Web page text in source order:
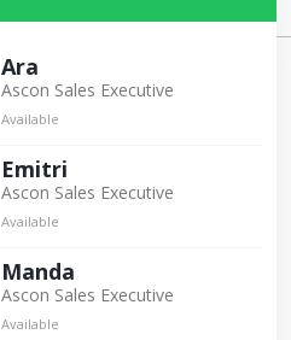
Depo Container
Sewa Container
Katalog Container
Brand Container
Ara
Ascon Sales Executive
Available
Emitri
Ascon Sales Executive
Available
Manda
Ascon Sales Executive
Available